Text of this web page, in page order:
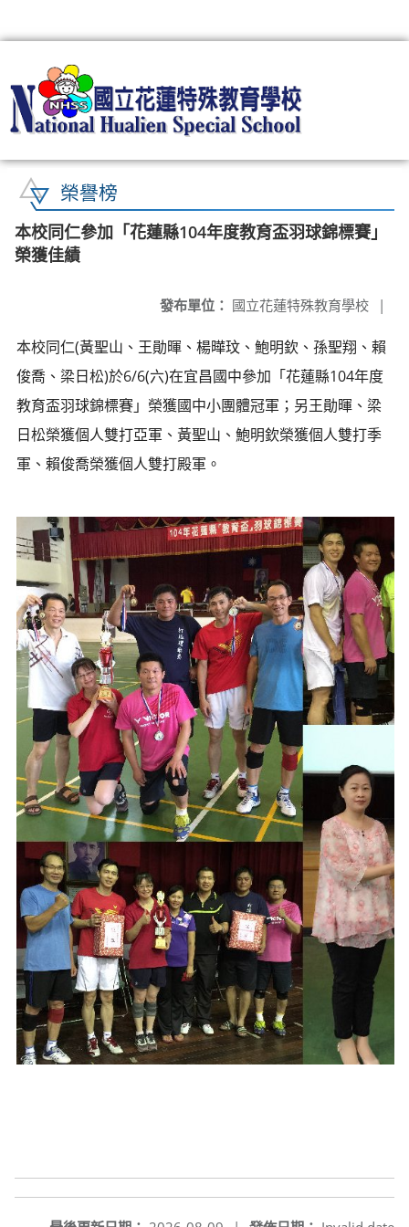
榮譽榜
本校同仁參加「花蓮縣104年度教育盃羽球錦標賽」
榮獲佳績
發布單位： 國立花蓮特殊教育學校 |
本校同仁(黃聖山、王勛暉、楊曄玟、鮑明欽、孫聖翔、賴
俊喬、梁日松)於6/6(六)在宜昌國中參加「花蓮縣104年度
教育盃羽球錦標賽」榮獲國中小團體冠軍；另王勛暉、梁
日松榮獲個人雙打亞軍、黃聖山、鮑明欽榮獲個人雙打季
軍、賴俊喬榮獲個人雙打殿軍。